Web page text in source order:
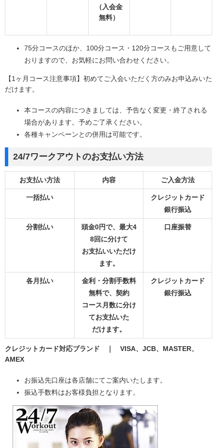
（入会金
無料）
75分コースのほか、100分コース・120分コースもご用意して
おりますので、お気軽にお問い合わせください。
【1ヶ月コース注意事項】初めてご入会いただく方のみお申込みいた
だけます。
本コースの内容につきましては、予告なく変更・終了される
場合があります。予めご了承ください。
各種キャンペーンとの併用は可能です。
24/7ワークアウトのお支払い方法
お支払い方法 内容 ご入金方法
一括払い
クレジットカード
銀行振込
分割払い
頭金0円で、最大4
8回に分けて
お支払いいただけ
ます。
口座振替
各月払い
金利・分割手数料
無料で、契約
コース月数に分け
てお支払いた
だけます。
クレジットカード
銀行振込
クレジットカード対応ブランド ｜ VISA、JCB、MASTER、
AMEX
お振込先口座は各店舗にてご案内いたします。
振込手数料はお客様負担となります。